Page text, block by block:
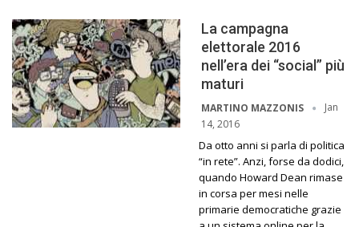
La campagna
elettorale 2016
nell’era dei “social” più
maturi
MARTINO MAZZONIS
Jan
14, 2016
Da otto anni si parla di politica
“in rete”. Anzi, forse da dodici,
quando Howard Dean rimase
in corsa per mesi nelle
primarie democratiche grazie